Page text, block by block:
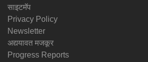
साइटमॅप
Privacy Policy
Newsletter
अद्ययावत मजकूर
Progress Reports